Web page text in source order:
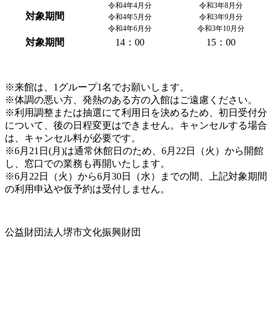
対象期間
令和4年4月分
令和4年5月分
令和4年6月分
令和3年8月分
令和3年9月分
令和3年10月分
対象期間 14：00 15：00
※来館は、1グループ1名でお願いします。
※体調の悪い方、発熱のある方の入館はご遠慮ください。
※利用調整または抽選にて利用日を決めるため、初日受付分
について、後の日程変更はできません。キャンセルする場合
は、キャンセル料が必要です。
※6月21日(月)は通常休館日のため、6月22日（火）から開館
し、窓口での業務も再開いたします。
※6月22日（火）から6月30日（水）までの間、上記対象期間
の利用申込や仮予約は受付しません。
公益財団法人堺市文化振興財団